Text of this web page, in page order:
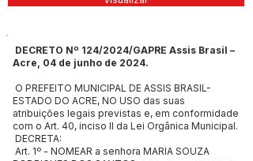
DECRETO Nº 124/2024/GAPRE Assis Brasil –
Acre, 04 de junho de 2024.
O PREFEITO MUNICIPAL DE ASSIS BRASIL-
ESTADO DO ACRE, NO USO das suas
atribuições legais previstas e, em conformidade
com o Art. 40, inciso II da Lei Orgânica Municipal.
DECRETA:
Art. 1º - NOMEAR a senhora MARIA SOUZA